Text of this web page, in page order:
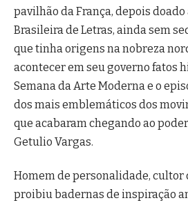
pavilhão da França, depois doado
Brasileira de Letras, ainda sem
que tinha origens na nobreza
acontecer em seu governo fatos
Semana da Arte Moderna e o
dos mais emblemáticos dos
que acabaram chegando ao poder
Getulio Vargas.
Homem de personalidade, cultor
proibiu badernas de inspiração